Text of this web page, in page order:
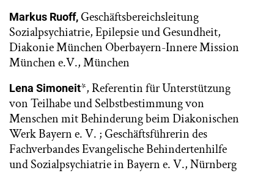
Markus Ruoff,Geschäftsbereichsleitung
Sozialpsychiatrie, Epilepsie und Gesundheit,
Diakonie München Oberbayern-Innere Mission
München e.V., München
Lena Simoneit*, Referentin für Unterstützung
von Teilhabe und Selbstbestimmung von
Menschen mit Behinderung beim Diakonischen
Werk Bayern e. V. ; Geschäftsführerin des
Fachverbandes Evangelische Behindertenhilfe
und Sozialpsychiatrie in Bayern e. V., Nürnberg